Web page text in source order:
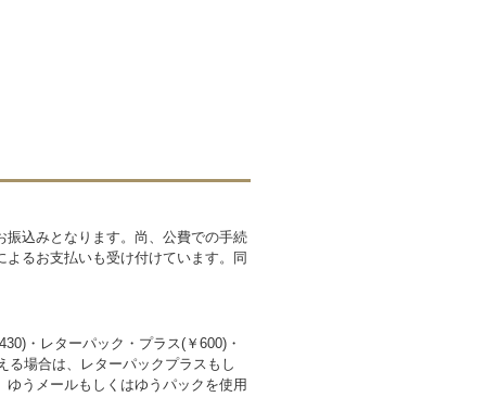
込みとなります。尚、公費での手続
るお支払いも受け付けています。同
・レターパック・プラス(￥600)・
る場合は、レターパックプラスもし
うメールもしくはゆうパックを使用